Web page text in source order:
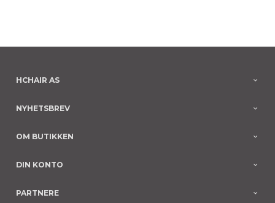
HCHAIR AS
NYHETSBREV
OM BUTIKKEN
DIN KONTO
PARTNERE